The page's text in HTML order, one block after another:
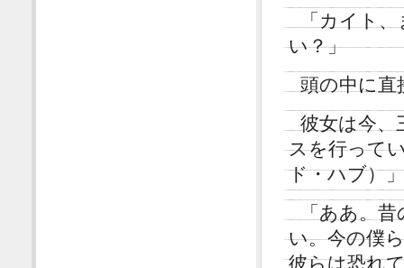
「カイト
い？」
頭の中に直
彼女は今、
スを行って
ド・ハブ）
「ああ。
い。今の僕
彼らは恐れ